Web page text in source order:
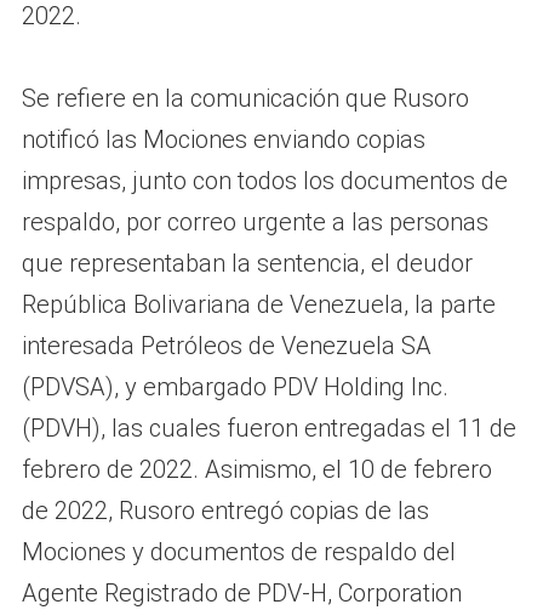
2022.
Se refiere en la comunicación que Rusoro
notificó las Mociones enviando copias
impresas, junto con todos los documentos de
respaldo, por correo urgente a las personas
que representaban la sentencia, el deudor
República Bolivariana de Venezuela, la parte
interesada Petróleos de Venezuela SA
(PDVSA), y embargado PDV Holding Inc.
(PDVH), las cuales fueron entregadas el 11 de
febrero de 2022. Asimismo, el 10 de febrero
de 2022, Rusoro entregó copias de las
Mociones y documentos de respaldo del
Agente Registrado de PDV-H, Corporation